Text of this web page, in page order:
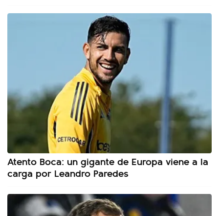
Atento Boca: un gigante de Europa viene a la
carga por Leandro Paredes